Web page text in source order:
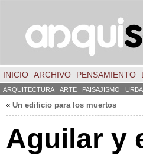
INICIO ARCHIVO PENSAMIENTO
ARQUITECTURA ARTE PAISAJISMO
« Un edificio para los muertos
Aguilar y